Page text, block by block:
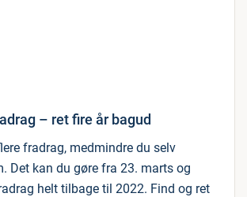
– ret fire år bagud
fradrag, medmindre du selv
Det kan du gøre fra 23. marts og
helt tilbage til 2022. Find og ret